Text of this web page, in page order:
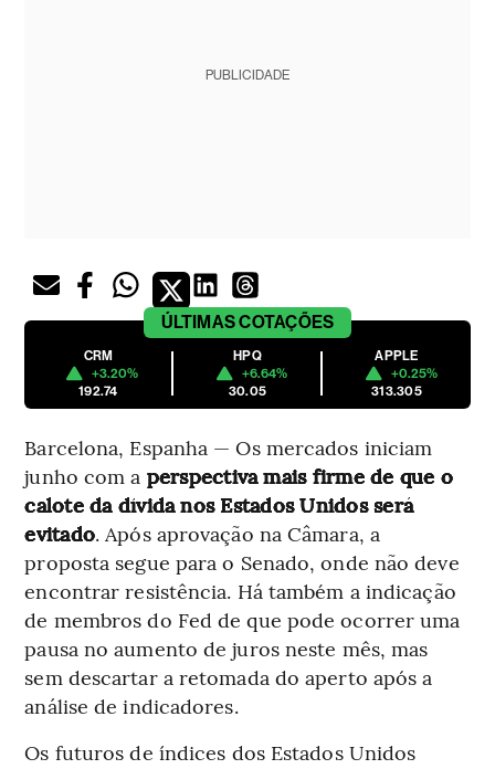
PUBLICIDADE
ÚLTIMASCOTAÇÕES
CRM
+3.20%
192.74
HPQ
+6.64%
30.05
APPLE
+0.25%
313.305
Barcelona, Espanha — Os mercados iniciam
junho com a perspectiva mais firme de que o
calote da dívida nos Estados Unidos será
evitado. Após aprovação na Câmara, a
proposta segue para o Senado, onde não deve
encontrar resistência. Há também a indicação
de membros do Fed de que pode ocorrer uma
pausa no aumento de juros neste mês, mas
sem descartar a retomada do aperto após a
análise de indicadores.
Os futuros de índices dos Estados Unidos